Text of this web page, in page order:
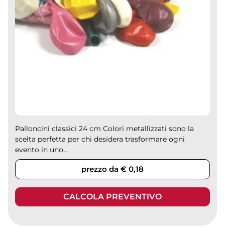
Palloncini classici 24 cm Colori metallizzati sono la
scelta perfetta per chi desidera trasformare ogni
evento in uno...
prezzo da € 0,18
CALCOLA PREVENTIVO